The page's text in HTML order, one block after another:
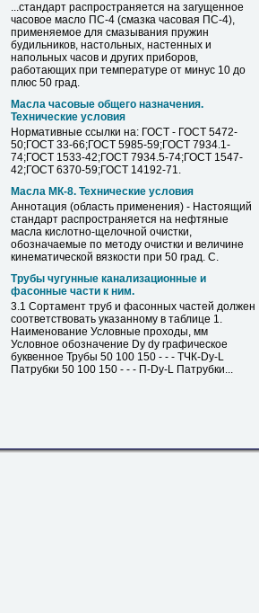
...стандарт распространяется на загущенное
часовое масло ПС-4 (смазка часовая ПС-4),
применяемое для смазывания пружин
будильников, настольных, настенных и
напольных часов и других приборов,
работающих при температуре от минус 10 до
плюс 50 град.
Масла часовые общего назначения.
Технические условия
Нормативные ссылки на: ГОСТ - ГОСТ 5472-
50;ГОСТ 33-66;ГОСТ 5985-59;ГОСТ 7934.1-
74;ГОСТ 1533-42;ГОСТ 7934.5-74;ГОСТ 1547-
42;ГОСТ 6370-59;ГОСТ 14192-71.
Масла МК-8. Технические условия
Аннотация (область применения) - Настоящий
стандарт распространяется на нефтяные
масла кислотно-щелочной очистки,
обозначаемые по методу очистки и величине
кинематической вязкости при 50 град. С.
Трубы чугунные канализационные и
фасонные части к ним.
3.1 Сортамент труб и фасонных частей должен
соответствовать указанному в таблице 1.
Наименование Условные проходы, мм
Условное обозначение Dy dу графическое
буквенное Трубы 50 100 150 - - - ТЧК-Dy-L
Патрубки 50 100 150 - - - П-Dy-L Патрубки...